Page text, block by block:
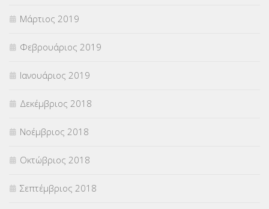
Μάρτιος 2019
Φεβρουάριος 2019
Ιανουάριος 2019
Δεκέμβριος 2018
Νοέμβριος 2018
Οκτώβριος 2018
Σεπτέμβριος 2018